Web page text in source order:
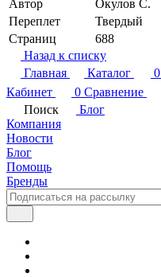
Автор
Окулов С.
Переплет
Твердый
Страниц
688
Назад к списку
Главная
Каталог 0
Кабинет
0 Сравнение
Поиск
Блог
Компания
Новости
Блог
Помощь
Бренды